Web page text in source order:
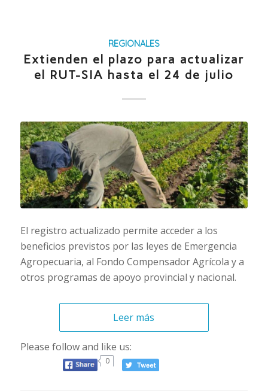
REGIONALES
Extienden el plazo para actualizar
el RUT-SIA hasta el 24 de julio
El registro actualizado permite acceder a los
beneficios previstos por las leyes de Emergencia
Agropecuaria, al Fondo Compensador Agrícola y a
otros programas de apoyo provincial y nacional.
Leer más
Please follow and like us:
0